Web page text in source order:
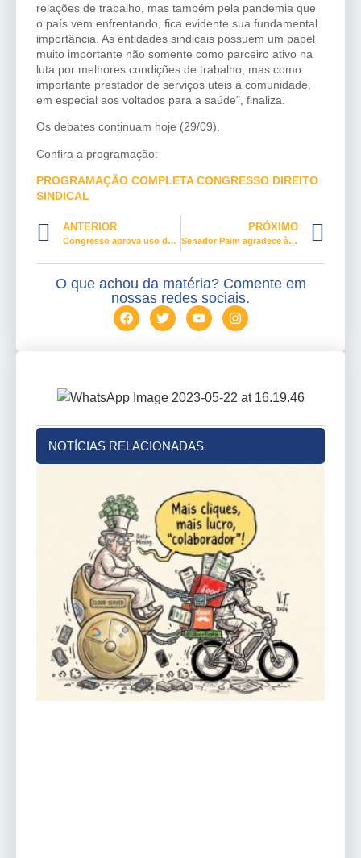
relações de trabalho, mas também pela pandemia que
o país vem enfrentando, fica evidente sua fundamental
importância. As entidades sindicais possuem um papel
muito importante não somente como parceiro ativo na
luta por melhores condições de trabalho, mas como
importante prestador de serviços uteis à comunidade,
em especial aos voltados para a saúde”, finaliza.
Os debates continuam hoje (29/09).
Confira a programação:
PROGRAMAÇÃO COMPLETA CONGRESSO DIREITO
SINDICAL
ANTERIOR
Congresso aprova uso do Auxílio Brasil para assistir vítimas da pandemia
PRÓXIMO
Senador Paim agradece à você que participou da campanha de votação do Congresso em Foco.
O que achou da matéria? Comente em
nossas redes sociais.
NOTÍCIAS RELACIONADAS